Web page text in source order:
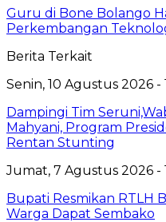
Guru di Bone Bolango
Perkembangan
Berita Terkait
Senin, 10 Agustus 2026 -
Dampingi Tim
Mahyani, Program
Rentan Stunting
Jumat, 7 Agustus 2026 -
Bupati Resmikan RTLH
Warga Dapat Sembako